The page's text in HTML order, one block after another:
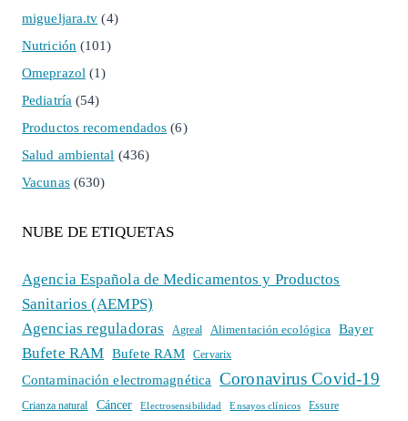
migueljara.tv (4)
Nutrición (101)
Omeprazol (1)
Pediatría (54)
Productos recomendados (6)
Salud ambiental (436)
Vacunas(630)
NUBE DE ETIQUETAS
Agencia Española de Medicamentos y Productos
Sanitarios (AEMPS)
Agencias reguladoras
Agreal Alimentación ecológica Bayer
Bufete RAM Bufete RAM Cervarix
Contaminación electromagnética Coronavirus Covid-19
Crianza natural Cáncer Electrosensibilidad Ensayos clínicos Essure